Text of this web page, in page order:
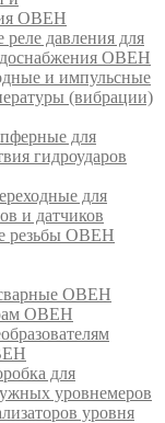
ОВЕН
давления для
ОВЕН
и импульсные
(вибрации)
для
гидроударов
для
и датчиков
резьбы ОВЕН
ОВЕН
ОВЕН
для
уровнемеров
уровня